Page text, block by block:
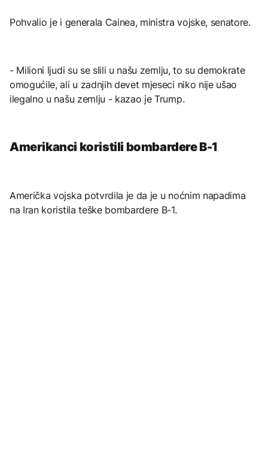
Pohvalio je i generala Cainea, ministra vojske, senatore.
- Milioni ljudi su se slili u našu zemlju, to su demokrate
omogućile, ali u zadnjih devet mjeseci niko nije ušao
ilegalno u našu zemlju - kazao je Trump.
Amerikanci koristili bombardere B-1
Američka vojska potvrdila je da je u noćnim napadima
na Iran koristila teške bombardere B-1.